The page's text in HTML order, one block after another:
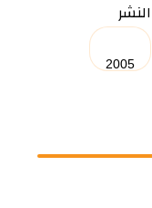
النشر